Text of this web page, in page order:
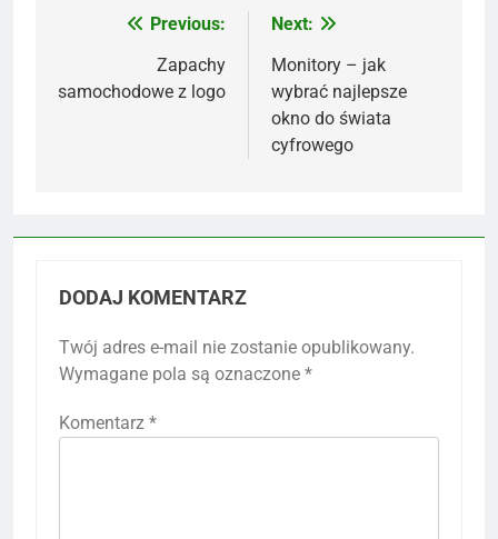
NawigacjaPrevious:
Zapachy
samochodowe z logo
Next:
Monitory – jak
wybrać najlepsze
okno do świata
cyfrowego
DODAJ KOMENTARZ
Twój adres e-mail nie zostanie opublikowany.
Wymagane pola są oznaczone *
Komentarz *